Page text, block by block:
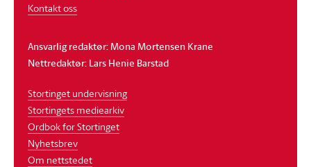
Kontakt oss
Ansvarlig redaktør: Mona Mortensen Krane
Nettredaktør: Lars Henie Barstad
Stortinget undervisning
Stortingets mediearkiv
Ordbok for Stortinget
Nyhetsbrev
Om nettstedet